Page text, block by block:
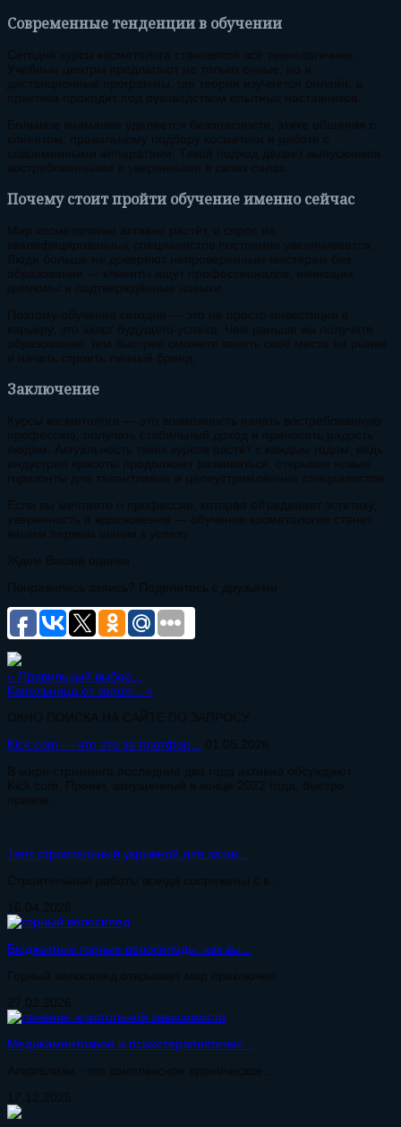
Современные тенденции в обучении
Сегодня курсы косметолога становятся всё технологичнее.
Учебные центры предлагают не только очные, но и
дистанционные программы, где теория изучается онлайн, а
практика проходит под руководством опытных наставников.
Большое внимание уделяется безопасности, этике общения с
клиентом, правильному подбору косметики и работе с
современными аппаратами. Такой подход делает выпускников
востребованными и уверенными в своих силах.
Почему стоит пройти обучение именно сейчас
Мир косметологии активно растёт, и спрос на
квалифицированных специалистов постоянно увеличивается.
Люди больше не доверяют непроверенным мастерам без
образования — клиенты ищут профессионалов, имеющих
дипломы и подтверждённые навыки.
Поэтому обучение сегодня — это не просто инвестиция в
карьеру, это залог будущего успеха. Чем раньше вы получите
образование, тем быстрее сможете занять своё место на рынке
и начать строить личный бренд.
Заключение
Курсы косметолога — это возможность начать востребованную
профессию, получать стабильный доход и приносить радость
людям. Актуальность таких курсов растёт с каждым годом, ведь
индустрия красоты продолжает развиваться, открывая новые
горизонты для талантливых и целеустремлённых специалистов.
Если вы мечтаете о профессии, которая объединяет эстетику,
уверенность и вдохновение — обучение косметологии станет
вашим первым шагом к успеху.
Ждем Вашей оценки
Понравилась запись? Поделитесь с друзьями
« Правильный выбор...
Капельница от запоя... »
ОКНО ПОИСКА НА САЙТЕ ПО ЗАПРОСУ
Kick.com — что это за платфор...
01.05.2026
В мире стриминга последние два года активно обсуждают
Kick.com. Проект, запущенный в конце 2022 года, быстро
привле...
Тент строительный укрывной для защи...
Строительные работы всегда сопряжены с в...
16.04.2026
Бюджетные горные велосипеды: как вы...
Горный велосипед открывает мир приключен...
27.02.2026
Медикаментозное и психотерапевтичес...
Алкоголизм - это комплексное хроническое...
17.12.2025